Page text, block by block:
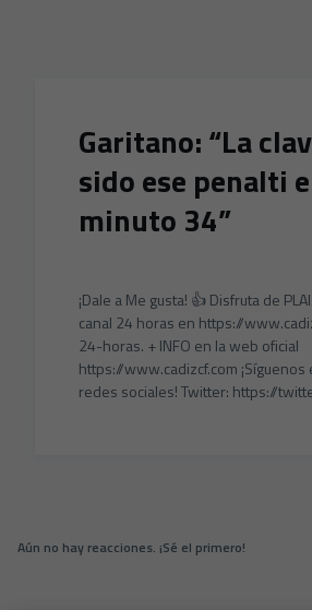
Garitano: “La
sido ese penalti
minuto 34”
¡Dale a Me gusta! 👍 Disfruta de
canal 24 horas en https://
24-horas. + INFO en la web oficial
https://www.cadizcf.com
redes sociales! Twitter: https://
Aún no hay reacciones. ¡Sé el primero!